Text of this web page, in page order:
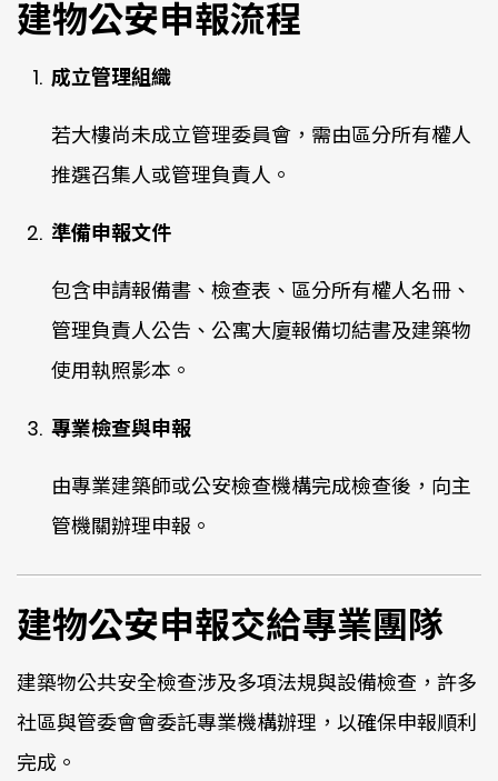
建物公安申報流程
成立管理組織
若大樓尚未成立管理委員會，需由區分所有權人
推選召集人或管理負責人。
準備申報文件
包含申請報備書、檢查表、區分所有權人名冊、
管理負責人公告、公寓大廈報備切結書及建築物
使用執照影本。
專業檢查與申報
由專業建築師或公安檢查機構完成檢查後，向主
管機關辦理申報。
建物公安申報交給專業團隊
建築物公共安全檢查涉及多項法規與設備檢查，許多
社區與管委會會委託專業機構辦理，以確保申報順利
完成。